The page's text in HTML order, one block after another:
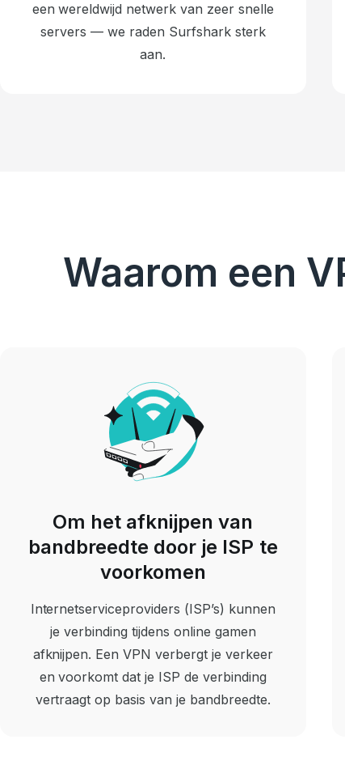
een wereldwijd netwerk van zeer snelle
servers — we raden Surfshark sterk
aan.
Waarom een
Om het afknijpen van
bandbreedte door je ISP te
voorkomen
Internetserviceproviders (ISP’s) kunnen
je verbinding tijdens online gamen
afknijpen. Een VPN verbergt je verkeer
en voorkomt dat je ISP de verbinding
vertraagt op basis van je bandbreedte.